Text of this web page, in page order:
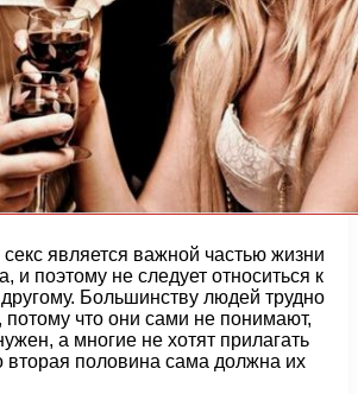
является важной частью жизни
и поэтому не следует относиться к
Большинству людей трудно
потому что они сами не понимают,
а многие не хотят прилагать
вторая половина сама должна их